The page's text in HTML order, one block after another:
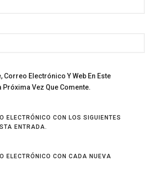
Correo Electrónico Y Web En Este
Próxima Vez Que Comente.
ELECTRÓNICO CON LOS SIGUIENTES
ENTRADA.
ELECTRÓNICO CON CADA NUEVA